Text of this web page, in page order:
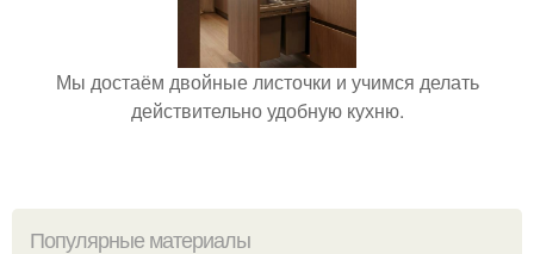
Мы достаём двойные листочки и учимся делать
действительно удобную кухню.
Популярные материалы